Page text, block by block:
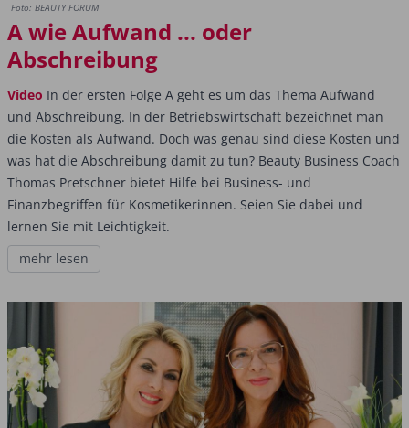
Foto: BEAUTY FORUM
A wie Aufwand ... oder
Abschreibung
Video In der ersten Folge A geht es um das Thema Aufwand
und Abschreibung. In der Betriebswirtschaft bezeichnet man
die Kosten als Aufwand. Doch was genau sind diese Kosten und
was hat die Abschreibung damit zu tun? Beauty Business Coach
Thomas Pretschner bietet Hilfe bei Business- und
Finanzbegriffen für Kosmetikerinnen. Seien Sie dabei und
lernen Sie mit Leichtigkeit.
mehr lesen